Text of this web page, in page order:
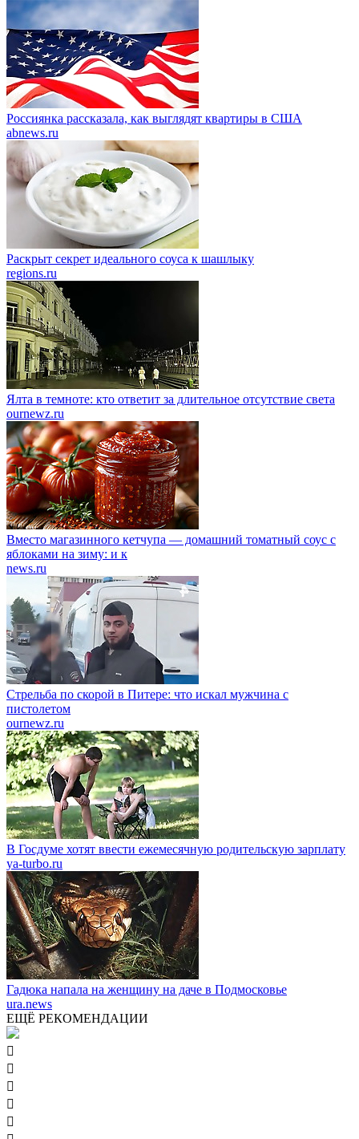
Россиянка рассказала, как выглядят квартиры в США
abnews.ru
Раскрыт секрет идеального соуса к шашлыку
regions.ru
Ялта в темноте: кто ответит за длительное отсутствие света
ournewz.ru
Вместо магазинного кетчупа — домашний томатный соус с
яблоками на зиму: и к
news.ru
Стрельба по скорой в Питере: что искал мужчина с
пистолетом
ournewz.ru
В Госдуме хотят ввести ежемесячную родительскую зарплату
ya-turbo.ru
Гадюка напала на женщину на даче в Подмосковье
ura.news
ЕЩЁ РЕКОМЕНДАЦИИ




